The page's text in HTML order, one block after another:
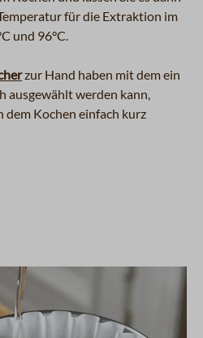
für die Extraktion im
und 96°C.
zur Hand haben mit dem ein
ausgewählt werden kann,
dem Kochen einfach kurz